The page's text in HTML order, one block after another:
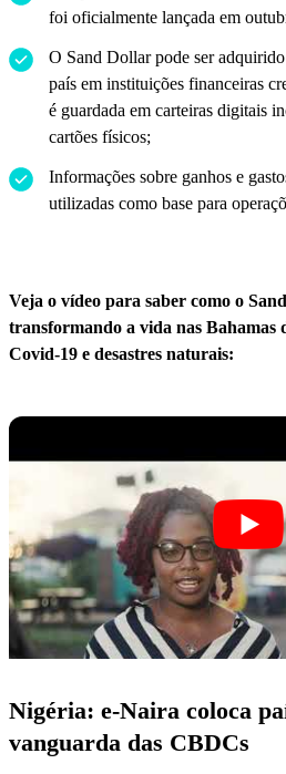
foi oficialmente lançada em
O Sand Dollar pode ser
país em instituições financeiras
é guardada em carteiras digitais
cartões físicos;
Informações sobre ganhos e
utilizadas como base para
Veja o vídeo para saber como o
transformando a vida nas Bahamas
Covid-19 e desastres naturais:
Nigéria: e-Naira coloca
vanguarda das CBDCs